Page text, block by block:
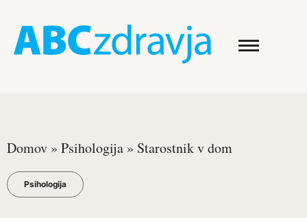
Domov » Psihologija » Starostnik v dom
Psihologija